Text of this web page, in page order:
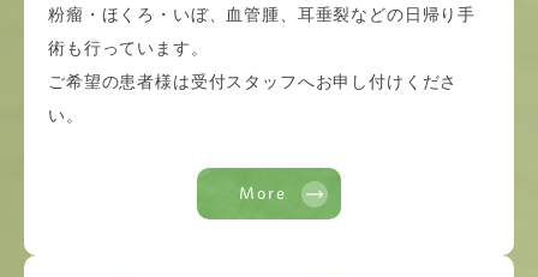
粉瘤・ほくろ・いぼ、血管腫、耳垂裂などの日帰り手
術も行っています。
ご希望の患者様は受付スタッフへお申し付けくださ
い。
More